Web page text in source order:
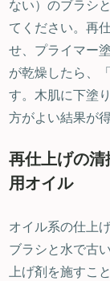
ない）のブラシ
てください。再
せ、プライマー
が乾燥したら、
す。木肌に下塗
方がよい結果が
再仕上げの清
用オイル
オイル系の仕上
ブラシと水で古
上げ剤を施すこ